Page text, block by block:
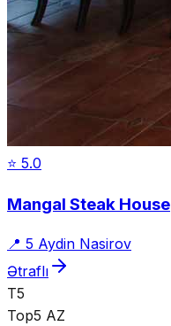
⭐ 5.0
Mangal Steak House
📍 5 Aydin Nasirov
Ətraflı
T5
Top5 AZ